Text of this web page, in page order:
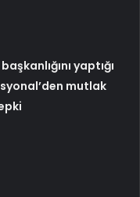
yaptığı
mutlak